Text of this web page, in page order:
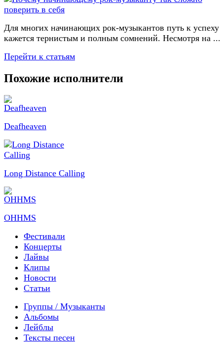
Для многих начинающих рок-музыкантов путь к успеху
кажется тернистым и полным сомнений. Несмотря на ...
Перейти к статьям
Похожие исполнители
Deafheaven
Long Distance Calling
OHHMS
Фестивали
Концерты
Лайвы
Клипы
Новости
Статьи
Группы / Музыканты
Альбомы
Лейблы
Тексты песен